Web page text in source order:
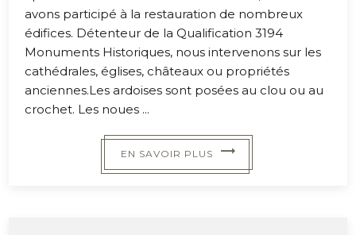
avons participé à la restauration de nombreux
édifices. Détenteur de la Qualification 3194
Monuments Historiques, nous intervenons sur les
cathédrales, églises, châteaux ou propriétés
anciennes.Les ardoises sont posées au clou ou au
crochet. Les noues ...
EN SAVOIR PLUS